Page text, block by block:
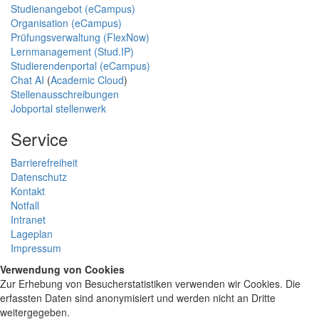
Studienangebot (eCampus)
Organisation (eCampus)
Prüfungsverwaltung (FlexNow)
Lernmanagement (Stud.IP)
Studierendenportal (eCampus)
Chat AI (Academic Cloud)
Stellenausschreibungen
Jobportal stellenwerk
Service
Barrierefreiheit
Datenschutz
Kontakt
Notfall
Intranet
Lageplan
Impressum
Verwendung von Cookies
Zur Erhebung von Besucherstatistiken verwenden wir Cookies. Die
erfassten Daten sind anonymisiert und werden nicht an Dritte
weitergegeben.